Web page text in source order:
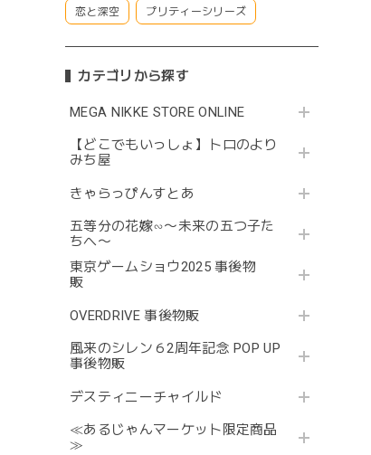
恋と深空 プリティーシリーズ
カテゴリから探す
MEGA NIKKE STORE ONLINE
【どこでもいっしょ】トロのより
みち屋
きゃらっぴんすとあ
五等分の花嫁∽〜未来の五つ子た
ちへ〜
東京ゲームショウ2025 事後物
販
OVERDRIVE 事後物販
風来のシレン６2周年記念 POP UP
事後物販
デスティニーチャイルド
≪あるじゃんマーケット限定商品
≫